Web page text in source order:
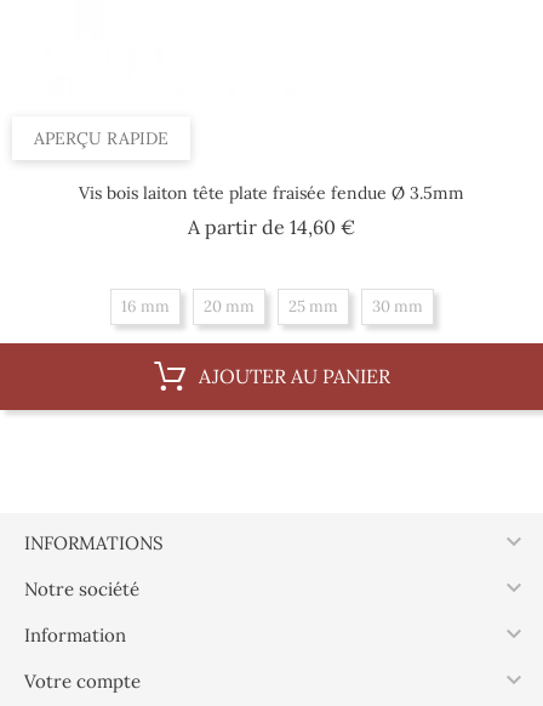
APERÇU RAPIDE
Vis bois laiton tête plate fraisée fendue Ø 3.5mm
A partir de 14,60 €Prix
16 mm 20 mm 25 mm 30 mm
AJOUTER AU PANIER
INFORMATIONS 
Notre société 
Information 
Votre compte 